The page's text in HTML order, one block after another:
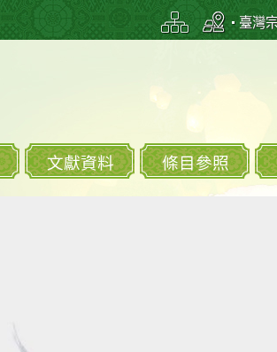
臺灣
文獻資料 條目參照